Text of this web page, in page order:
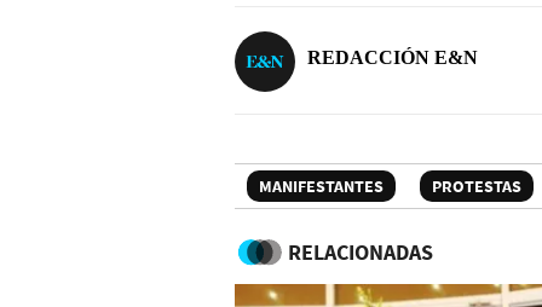
REDACCIÓN E&N
MANIFESTANTES PROTESTAS
RELACIONADAS